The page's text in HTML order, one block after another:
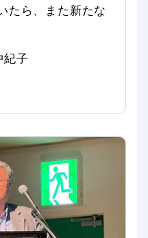
たら、また新たな
紀子